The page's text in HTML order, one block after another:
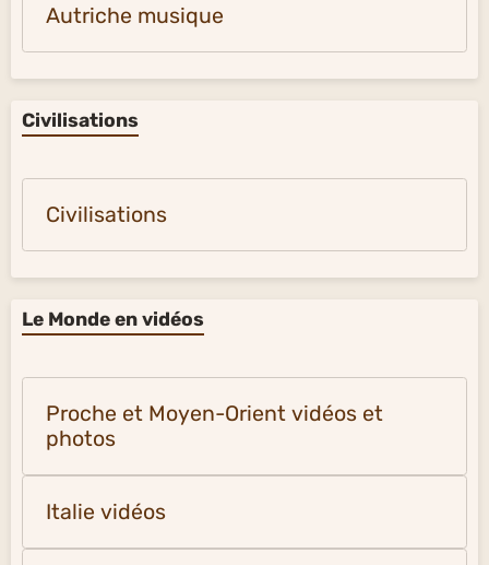
Autriche musique
Civilisations
Civilisations
Le Monde en vidéos
Proche et Moyen-Orient vidéos et
photos
Italie vidéos